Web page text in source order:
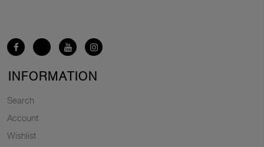
INFORMATION
Search
Account
Wishlist